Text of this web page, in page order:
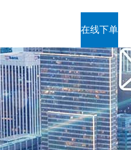
在线下单